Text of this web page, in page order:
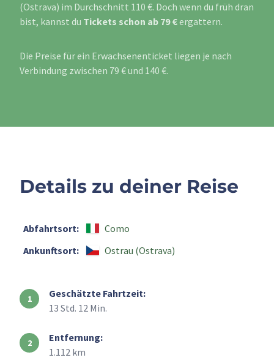
(Ostrava) im Durchschnitt 110 €. Doch wenn du früh dran
bist, kannst du Tickets schon ab 79 €ergattern.
Die Preise für ein Erwachsenenticket liegen je nach
Verbindung zwischen 79 € und 140 €.
Details zu deiner Reise
Abfahrtsort:
Como
Ankunftsort:
Ostrau (Ostrava)
Geschätzte Fahrtzeit:
13 Std. 12 Min.
Entfernung:
1.112 km